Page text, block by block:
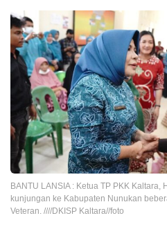
BANTU LANSIA : Ketua TP PKK Kaltara,
kunjungan ke Kabupaten Nunukan
Veteran. ////DKISP Kaltara//foto